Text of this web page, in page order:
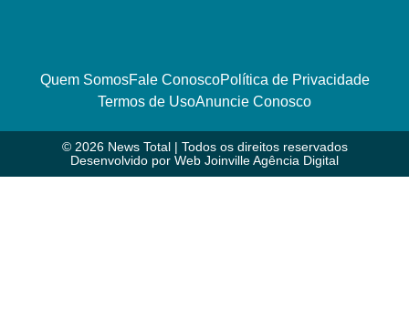
Quem SomosFale ConoscoPolítica de Privacidade
Termos de UsoAnuncie Conosco
© 2026 News Total | Todos os direitos reservados
Desenvolvido por Web Joinville Agência Digital